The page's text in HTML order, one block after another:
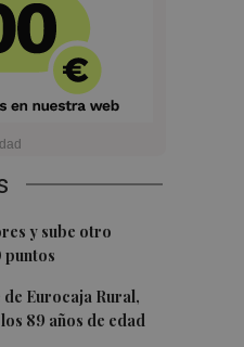
y sube otro
puntos
Eurocaja Rural,
89 años de edad